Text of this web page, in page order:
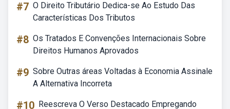
#7 O Direito Tributário Dedica-se Ao Estudo Das
Características Dos Tributos
#8 Os Tratados E Convenções Internacionais Sobre
Direitos Humanos Aprovados
#9 Sobre Outras áreas Voltadas à Economia Assinale
A Alternativa Incorreta
#10 Reescreva O Verso Destacado Empregando